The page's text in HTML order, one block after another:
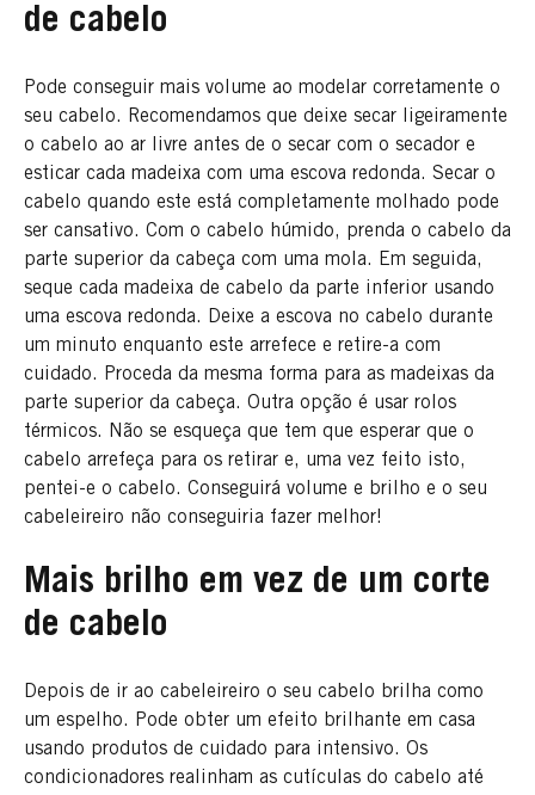
de cabelo
Pode conseguir mais volume ao modelar corretamente o
seu cabelo. Recomendamos que deixe secar ligeiramente
o cabelo ao ar livre antes de o secar com o secador e
esticar cada madeixa com uma escova redonda. Secar o
cabelo quando este está completamente molhado pode
ser cansativo. Com o cabelo húmido, prenda o cabelo da
parte superior da cabeça com uma mola. Em seguida,
seque cada madeixa de cabelo da parte inferior usando
uma escova redonda. Deixe a escova no cabelo durante
um minuto enquanto este arrefece e retire-a com
cuidado. Proceda da mesma forma para as madeixas da
parte superior da cabeça. Outra opção é usar rolos
térmicos. Não se esqueça que tem que esperar que o
cabelo arrefeça para os retirar e, uma vez feito isto,
pentei-e o cabelo. Conseguirá volume e brilho e o seu
cabeleireiro não conseguiria fazer melhor!
Mais brilho em vez de um corte
de cabelo
Depois de ir ao cabeleireiro o seu cabelo brilha como
um espelho. Pode obter um efeito brilhante em casa
usando produtos de cuidado para intensivo. Os
condicionadores realinham as cutículas do cabelo até